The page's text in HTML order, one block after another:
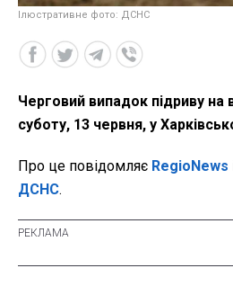
Ілюстративне фото: ДСНС
Черговий випадок підриву на
суботу, 13 червня, у
Про це повідомляє RegioNews
ДСНС.